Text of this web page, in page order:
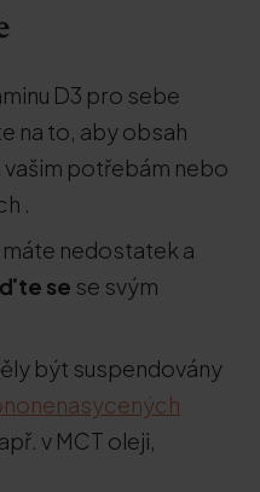
D3 pro sebe
na to, aby obsah
potřebám nebo
.
máte nedostatek a
se se svým
být suspendovány
v MCT oleji,